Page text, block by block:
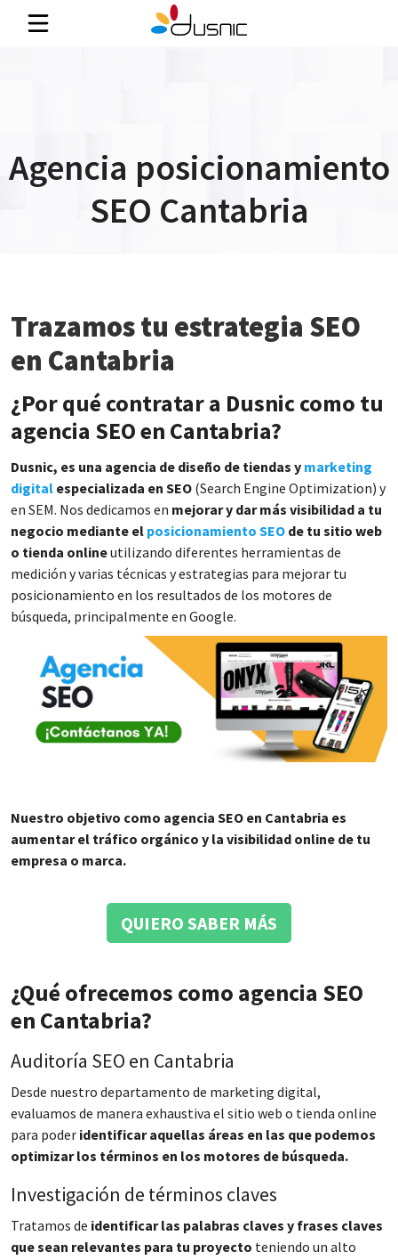
Agencia posicionamiento
SEO Cantabria
Trazamos tu estrategia SEO
en Cantabria
¿Por qué contratar a Dusnic como tu
agencia SEO en Cantabria?
Dusnic, es una agencia de diseño de tiendas y marketing
digital especializada en SEO (Search Engine Optimization) y
en SEM. Nos dedicamos en mejorar y dar más visibilidad a tu
negocio mediante el posicionamiento SEO de tu sitio web
o tienda onlineutilizando diferentes herramientas de
medición y varias técnicas y estrategias para mejorar tu
posicionamiento en los resultados de los motores de
búsqueda, principalmente en Google.
Nuestro objetivo como agencia SEO en Cantabria es
aumentar el tráfico orgánico y la visibilidad online de tu
empresa o marca.
QUIERO SABER MÁS
¿Qué ofrecemos como agencia SEO
en Cantabria?
Auditoría SEO en Cantabria
Desde nuestro departamento de marketing digital,
evaluamos de manera exhaustiva el sitio web o tienda online
para poder identificar aquellas áreas en las que podemos
optimizar los términos en los motores de búsqueda.
Investigación de términos claves
Tratamos de identificar las palabras claves y frases claves
que sean relevantes para tu proyecto teniendo un alto